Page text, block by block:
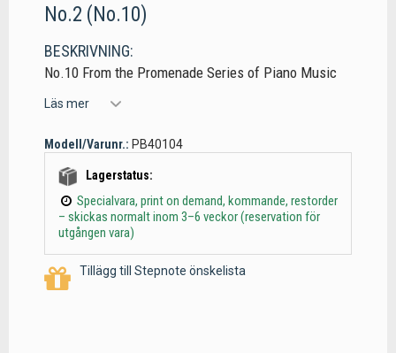
No.2 (No.10)
BESKRIVNING:
No.10 From the Promenade Series of Piano Music
Läs mer
Modell/Varunr.: PB40104
Lagerstatus:
Specialvara, print on demand, kommande, restorder
– skickas normalt inom 3–6 veckor (reservation för
utgången vara)
Tillägg till Stepnote önskelista